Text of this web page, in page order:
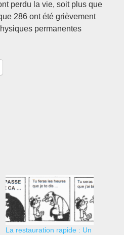
perdu la vie, soit plus que
286 ont été grièvement
permanentes
La restauration rapide : Un